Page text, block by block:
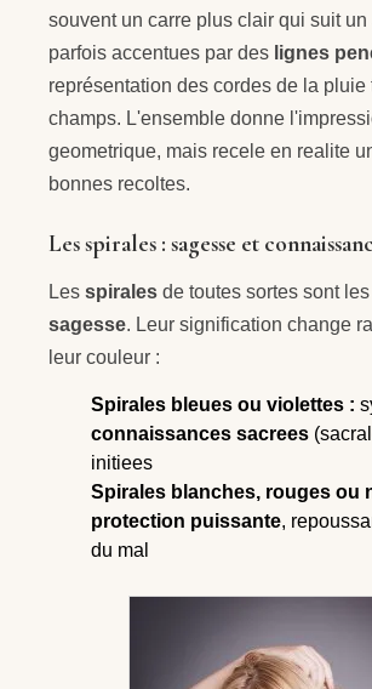
souvent un carre plus clair qui suit un
parfois accentues par des lignes
représentation des cordes de la pluie
champs. L'ensemble donne
geometrique, mais recele en realite
bonnes recoltes.
Les spirales : sagesse et
Les spirales de toutes sortes sont
sagesse. Leur signification change
leur couleur :
Spirales bleues ou violettes :
connaissances sacrees
initiees
Spirales blanches, rouges ou
protection puissante,
du mal